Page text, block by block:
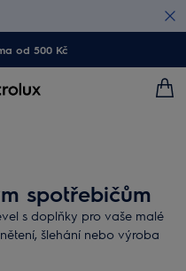
od 500 Kč
spotřebičům
s doplňky pro vaše malé
šlehání nebo výroba